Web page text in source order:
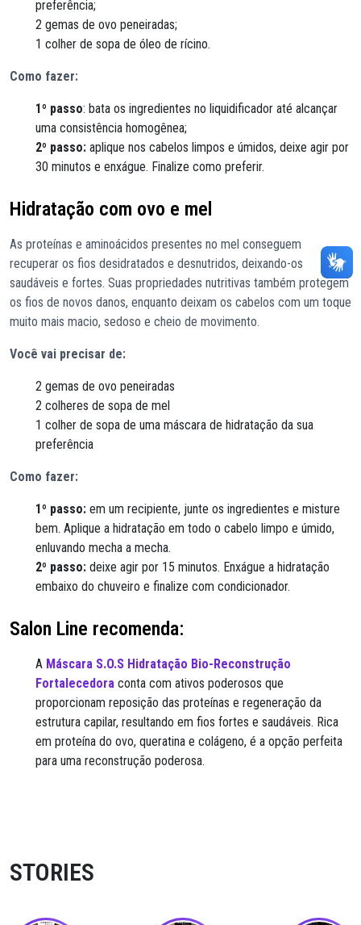
preferência;
2 gemas de ovo peneiradas;
1 colher de sopa de óleo de rícino.
Como fazer:
1º passo: bata os ingredientes no liquidificador até alcançar
uma consistência homogênea;
2º passo: aplique nos cabelos limpos e úmidos, deixe agir por
30 minutos e enxágue. Finalize como preferir.
Hidratação com ovo e mel
As proteínas e aminoácidos presentes no mel conseguem
recuperar os fios desidratados e desnutridos, deixando-os
saudáveis e fortes. Suas propriedades nutritivas também protegem
os fios de novos danos, enquanto deixam os cabelos com um toque
muito mais macio, sedoso e cheio de movimento.
Você vai precisar de:
2 gemas de ovo peneiradas
2 colheres de sopa de mel
1 colher de sopa de uma máscara de hidratação da sua
preferência
Como fazer:
1º passo: em um recipiente, junte os ingredientes e misture
bem. Aplique a hidratação em todo o cabelo limpo e úmido,
enluvando mecha a mecha.
2º passo: deixe agir por 15 minutos. Enxágue a hidratação
embaixo do chuveiro e finalize com condicionador.
Salon Line recomenda:
A Máscara S.O.S Hidratação Bio-Reconstrução
Fortalecedora conta com ativos poderosos que
proporcionam reposição das proteínas e regeneração da
estrutura capilar, resultando em fios fortes e saudáveis. Rica
em proteína do ovo, queratina e colágeno, é a opção perfeita
para uma reconstrução poderosa.
STORIES